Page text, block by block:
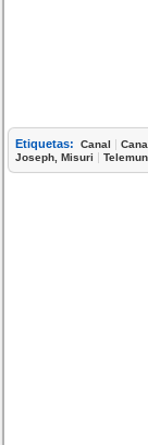
Etiquetas: Canal |
Joseph, Misuri |